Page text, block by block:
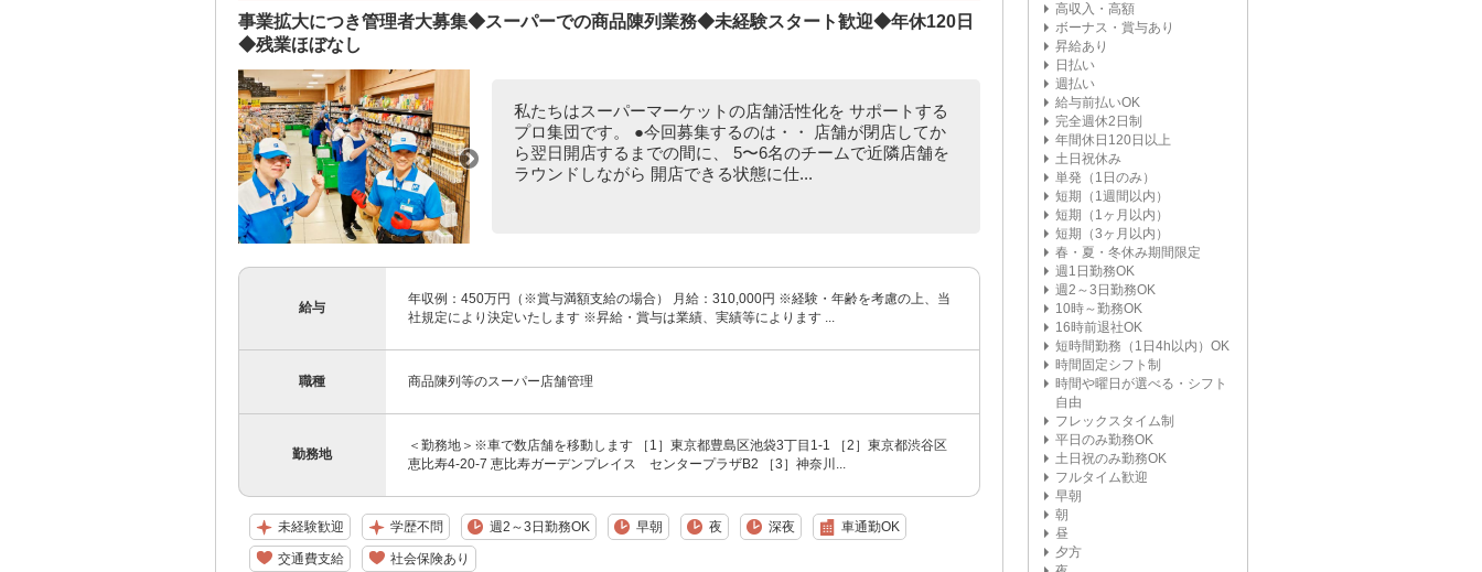
事業拡大につき管理者大募集◆スーパーでの商品陳列業務◆未経験スタート歓迎◆年休120日
◆残業ほぼなし
私たちはスーパーマーケットの店舗活性化を サポートする
プロ集団です。 ●今回募集するのは・・ 店舗が閉店してか
ら翌日開店するまでの間に、 5〜6名のチームで近隣店舗を
ラウンドしながら 開店できる状態に仕...
給与
年収例：450万円（※賞与満額支給の場合） 月給：310,000円 ※経験・年齢を考慮の上、当
社規定により決定いたします ※昇給・賞与は業績、実績等によります ...
職種 商品陳列等のスーパー店舗管理
勤務地
＜勤務地＞※車で数店舗を移動します ［1］東京都豊島区池袋3丁目1-1 ［2］東京都渋谷区
恵比寿4-20-7 恵比寿ガーデンプレイス センタープラザB2 ［3］神奈川...
未経験歓迎 学歴不問 週2～3日勤務OK 早朝 夜 深夜 車通勤OK
交通費支給 社会保険あり
高収入・高額
ボーナス・賞与あり
昇給あり
日払い
週払い
給与前払いOK
完全週休2日制
年間休日120日以上
土日祝休み
単発（1日のみ）
短期（1週間以内）
短期（1ヶ月以内）
短期（3ヶ月以内）
春・夏・冬休み期間限定
週1日勤務OK
週2～3日勤務OK
10時～勤務OK
16時前退社OK
短時間勤務（1日4h以内）OK
時間固定シフト制
時間や曜日が選べる・シフト
自由
フレックスタイム制
平日のみ勤務OK
土日祝のみ勤務OK
フルタイム歓迎
早朝
朝
昼
夕方